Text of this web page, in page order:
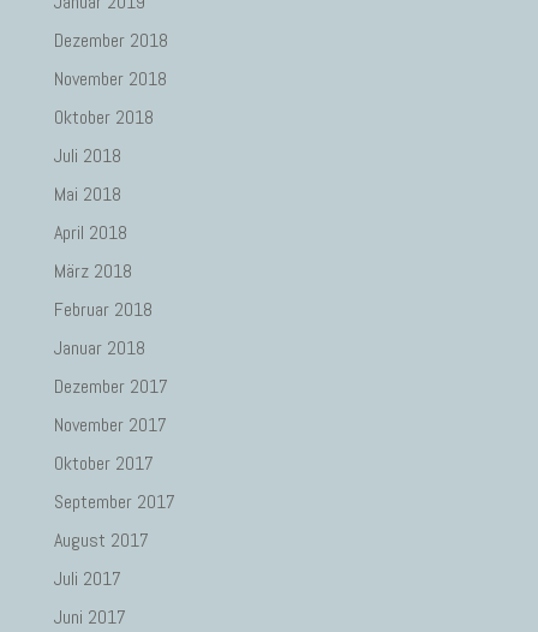
Dezember 2018
November 2018
Oktober 2018
Juli 2018
Mai 2018
April 2018
März 2018
Februar 2018
Januar 2018
Dezember 2017
November 2017
Oktober 2017
September 2017
August 2017
Juli 2017
Juni 2017